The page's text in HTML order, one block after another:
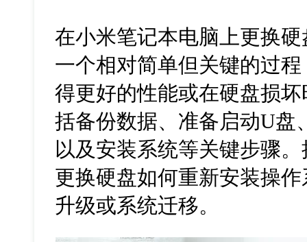
在小米笔记本电脑上更换
一个相对简单但关键的过
得更好的性能或在硬盘损
括备份数据、准备启动U盘
以及安装系统等关键步骤
更换硬盘如何重新安装操
升级或系统迁移。